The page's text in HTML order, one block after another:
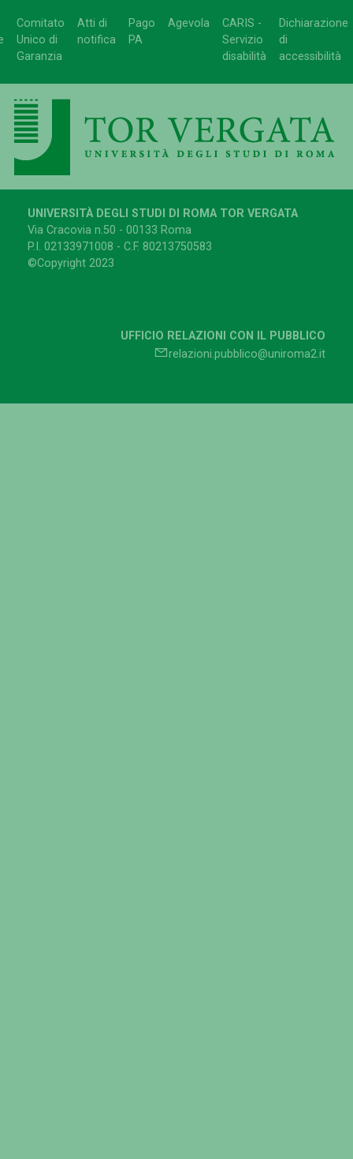
Comitato
Unico di
Garanzia
Atti di
notifica
Pago
PA
Agevola
CARIS -
Servizio
disabilità
Dichiarazione
di
accessibilità
UNIVERSITÀ DEGLI STUDI DI ROMA TOR VERGATA
Via Cracovia n.50 - 00133 Roma
P.I. 02133971008 - C.F. 80213750583
©Copyright 2023
UFFICIO RELAZIONI CON IL PUBBLICO
relazioni.pubblico@uniroma2.it